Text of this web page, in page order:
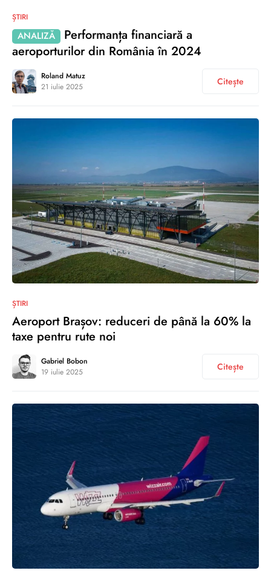
ȘTIRI
ANALIZĂ
Performanța financiară a
aeroporturilor din România în 2024
Roland Matuz
21 iulie 2025
Citește
ȘTIRI
Aeroport Brașov: reduceri de până la 60% la
taxe pentru rute noi
Gabriel Bobon
19 iulie 2025
Citește